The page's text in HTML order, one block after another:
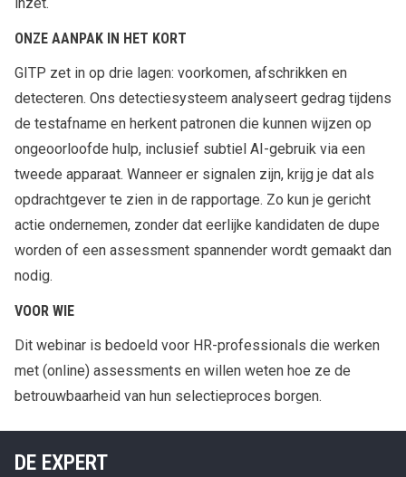
ONZE AANPAK IN HET KORT
GITP zet in op drie lagen: voorkomen, afschrikken en
detecteren. Ons detectiesysteem analyseert gedrag tijdens
de testafname en herkent patronen die kunnen wijzen op
ongeoorloofde hulp, inclusief subtiel AI-gebruik via een
tweede apparaat. Wanneer er signalen zijn, krijg je dat als
opdrachtgever te zien in de rapportage. Zo kun je gericht
actie ondernemen, zonder dat eerlijke kandidaten de dupe
worden of een assessment spannender wordt gemaakt dan
nodig.
VOOR WIE
Dit webinar is bedoeld voor HR-professionals die werken
met (online) assessments en willen weten hoe ze de
betrouwbaarheid van hun selectieproces borgen.
DE EXPERT